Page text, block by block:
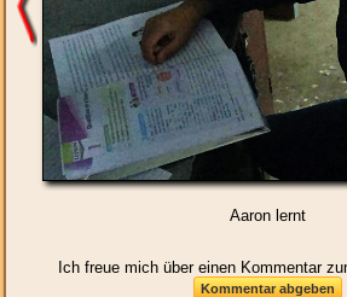
Aaron lernt
Ich freue mich über einen Kommentar